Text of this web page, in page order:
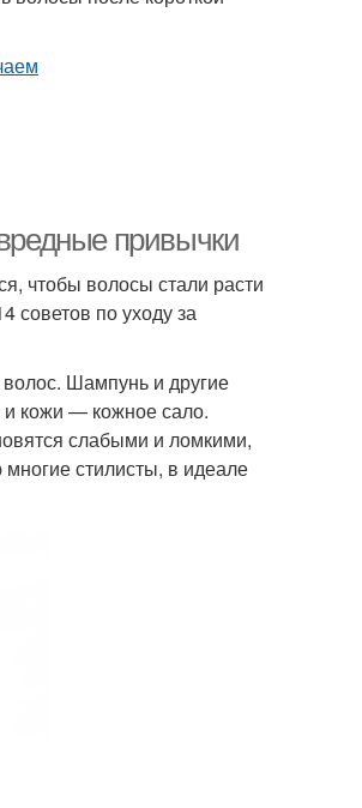
привычки
чтобы волосы стали расти
советов по уходу за
Шампунь и другие
и кожи — кожное сало.
слабыми и ломкими,
стилисты, в идеале